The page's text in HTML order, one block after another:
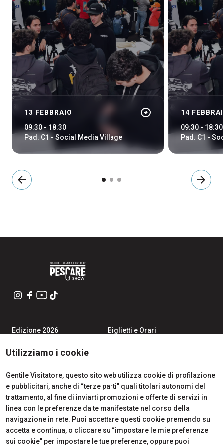
13 FEBBRAIO arrow_circle_right
09:30 - 18:30
Pad. C1 - Social Media Village
14
09:30 - 18:30
Pad. C1 -
arrow_back arrow_forward
Utilizziamo i cookie
Gentile Visitatore, questo sito web utilizza cookie di profilazione
e pubblicitari, anche di “terze parti” quali titolari autonomi del
trattamento, al fine di inviarti promozioni e offerte di servizi in
linea con le preferenze da te manifestate nel corso della
navigazione in rete. Puoi accettare questi cookie premendo su
accetta e continua, o cliccare su “impostare le mie preferenze
sui cookie” per impostare le tue preferenze, oppure puoi
Edizione 2026
Contatti
Biglietti e Orari
Area Riservata Espositori
Info Utili per Esporre
CERTIFICATIONS